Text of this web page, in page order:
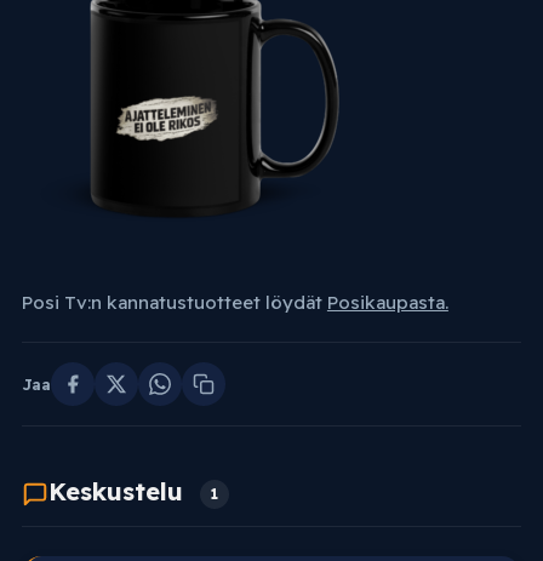
Posi Tv:n kannatustuotteet löydät Posikaupasta.
Jaa
Keskustelu 1